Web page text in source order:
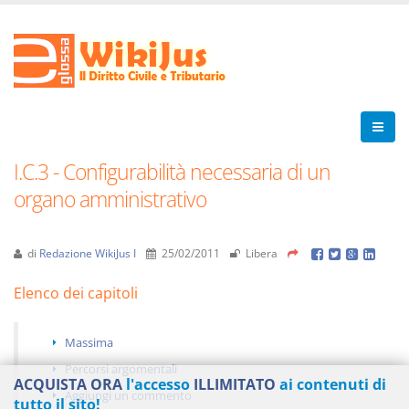
I.C.3 - Configurabilità necessaria di un
organo amministrativo
di Redazione WikiJus I 25/02/2011 Libera
Elenco dei capitoli
Massima
Percorsi argomentali
Aggiungi un commento
ACQUISTA ORA l'accesso ILLIMITATO ai contenuti di
tutto il sito!